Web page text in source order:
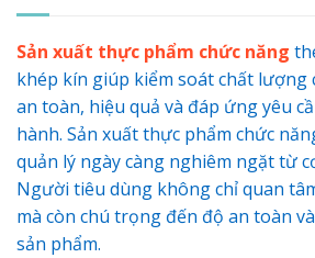
Sản xuất thực phẩm chức năng
khép kín giúp kiểm soát chất lượng
an toàn, hiệu quả và đáp ứng yêu
hành. Sản xuất thực phẩm chức
quản lý ngày càng nghiêm ngặt từ
Người tiêu dùng không chỉ quan
mà còn chú trọng đến độ an toàn
sản phẩm.